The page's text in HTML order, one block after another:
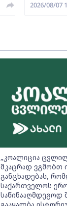
2026/08/07
„კოალიცია
მკაცრად ვგმობთ
განცხადებას,
საქართველოს
საწინააღმდეგოდ